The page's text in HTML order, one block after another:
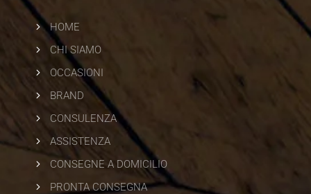
5 HOME
5
CHI SIAMO
5
OCCASIONI
5
BRAND
5
CONSULENZA
5
ASSISTENZA
5
CONSEGNE A DOMICILIO
5
PRONTA CONSEGNA